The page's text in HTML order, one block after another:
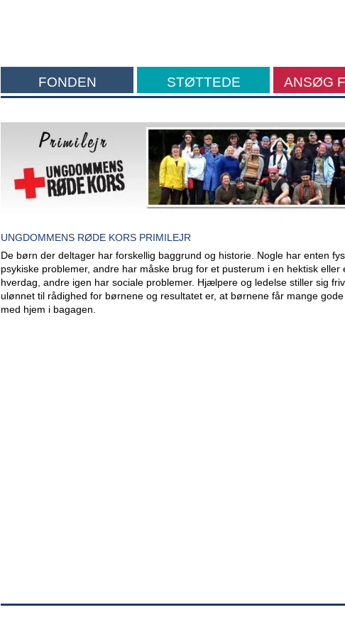
FONDEN STØTTEDE ANSØG
UNGDOMMENS RØDE KORS PRIMILEJR
De børn der deltager har forskellig baggrund og historie. Nogle har enten
psykiske problemer, andre har måske brug for et pusterum i en hektisk eller
hverdag, andre igen har sociale problemer. Hjælpere og ledelse stiller sig
ulønnet til rådighed for børnene og resultatet er, at børnene får mange
med hjem i bagagen.